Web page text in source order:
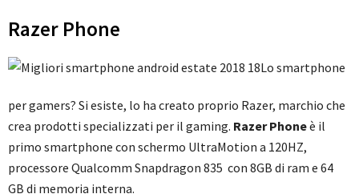
Razer Phone
Lo smartphone
per gamers? Si esiste, lo ha creato proprio Razer, marchio che
crea prodotti specializzati per il gaming. Razer Phoneè il
primo smartphone con schermo UltraMotion a 120HZ,
processore Qualcomm Snapdragon 835 con 8GB di ram e 64
GB di memoria interna.